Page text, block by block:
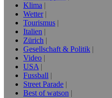
Klima
Wetter
Tourismus
Italien
Zürich
Gesellschaft & Politik
Video
USA
Fussball
Street Parade
Best of watson